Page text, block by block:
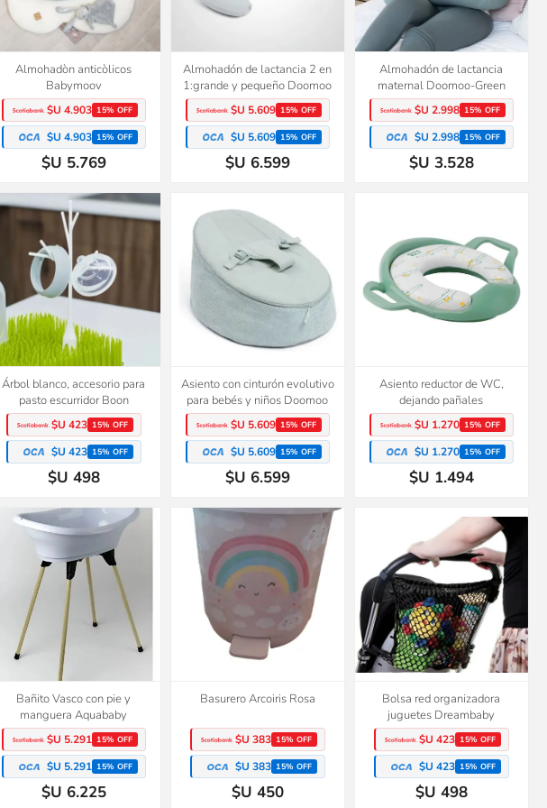
Almohadòn anticòlicos
Babymoov
$U 4.903 15% OFF
$U 4.903 15% OFF
$U 5.769
Almohadón de lactancia 2 en
1:grande y pequeño Doomoo
$U 5.609 15% OFF
$U 5.609 15% OFF
$U 6.599
Almohadón de lactancia
maternal Doomoo-Green
$U 2.998 15% OFF
$U 2.998 15% OFF
$U 3.528
Árbol blanco, accesorio para
pasto escurridor Boon
$U 423 15% OFF
$U 423 15% OFF
$U 498
Asiento con cinturón evolutivo
para bebés y niños Doomoo
$U 5.609 15% OFF
$U 5.609 15% OFF
$U 6.599
Asiento reductor de WC,
dejando pañales
$U 1.270 15% OFF
$U 1.270 15% OFF
$U 1.494
Bañito Vasco con pie y
manguera Aquababy
$U 5.291 15% OFF
$U 5.291 15% OFF
$U 6.225
Basurero Arcoiris Rosa
$U 383 15% OFF
$U 383 15% OFF
$U 450
Bolsa red organizadora
juguetes Dreambaby
$U 423 15% OFF
$U 423 15% OFF
$U 498